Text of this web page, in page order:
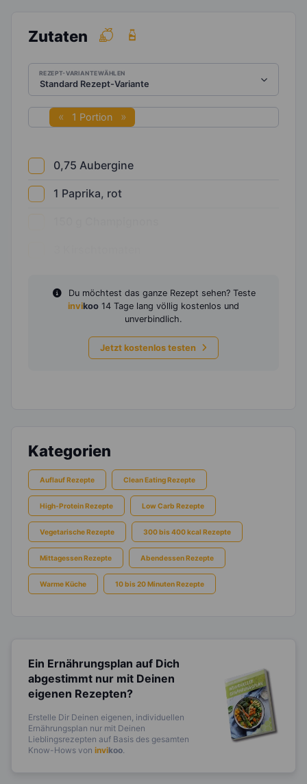
Zutaten
REZEPT-VARIANTE WÄHLEN
1 Portion
0,75 Aubergine
1 Paprika, rot
Du möchtest das ganze Rezept sehen? Teste
invikoo 14 Tage lang völlig kostenlos und
unverbindlich.
Jetzt kostenlos testen
Kategorien
Auflauf Rezepte Clean Eating Rezepte
High-Protein Rezepte Low Carb Rezepte
Vegetarische Rezepte 300 bis 400 kcal Rezepte
Mittagessen Rezepte Abendessen Rezepte
Warme Küche 10 bis 20 Minuten Rezepte
Ein Ernährungsplan auf Dich
abgestimmt nur mit Deinen
eigenen Rezepten?
Erstelle Dir Deinen eigenen, individuellen
Ernährungsplan nur mit Deinen
Lieblingsrezepten auf Basis des gesamten
Know-Hows von invikoo